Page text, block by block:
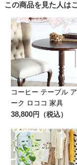
この商品を見た人は
コーヒー テーブル
ーク ロココ 家具
38,800円（税込）